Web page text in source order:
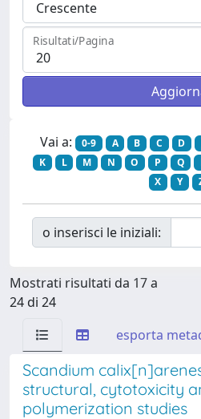
Risultati/Pagina
Vai a: 0-9 A B C D
K
L M N O P Q
X
Y
o inserisci le iniziali:
Mostrati risultati da 17 a
24 di 24
esporta
Scandium
structural, cytotoxicity
polymerization studies